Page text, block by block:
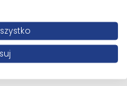
drzwi prysznicowe 120